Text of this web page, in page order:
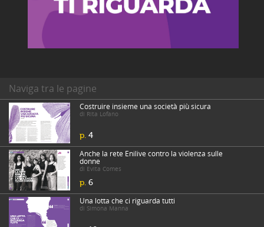
Naviga tra le pagine
Costruire insieme una società più sicura
di Rita Lofano
p. 4
Anche la rete Enilive contro la violenza sulle
donne
di Evita Comes
p. 6
Una lotta che ci riguarda tutti
di Simona Manna